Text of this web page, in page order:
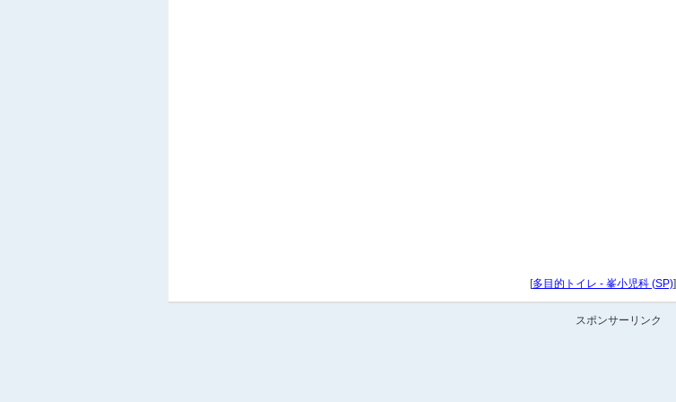
[多目的トイレ - 峯小児科 (SP)]
スポンサーリンク